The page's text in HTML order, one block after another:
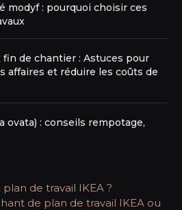
modyf : pourquoi choisir ces
de chantier : Astuces pour
affaires et réduire les coûts de
ovata) : conseils rempotage,
de travail IKEA ?
de plan de travail IKEA ou